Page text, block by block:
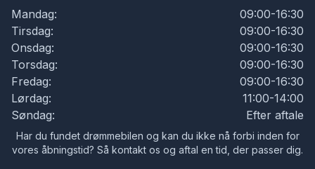
Mandag:
09:00-16:30
Tirsdag:
09:00-16:30
Onsdag:
09:00-16:30
Torsdag:
09:00-16:30
Fredag:
09:00-16:30
Lørdag:
11:00-14:00
Søndag:
Efter aftale
Har du fundet drømmebilen og kan du ikke nå forbi inden for
vores åbningstid? Så kontakt os og aftal en tid, der passer dig.